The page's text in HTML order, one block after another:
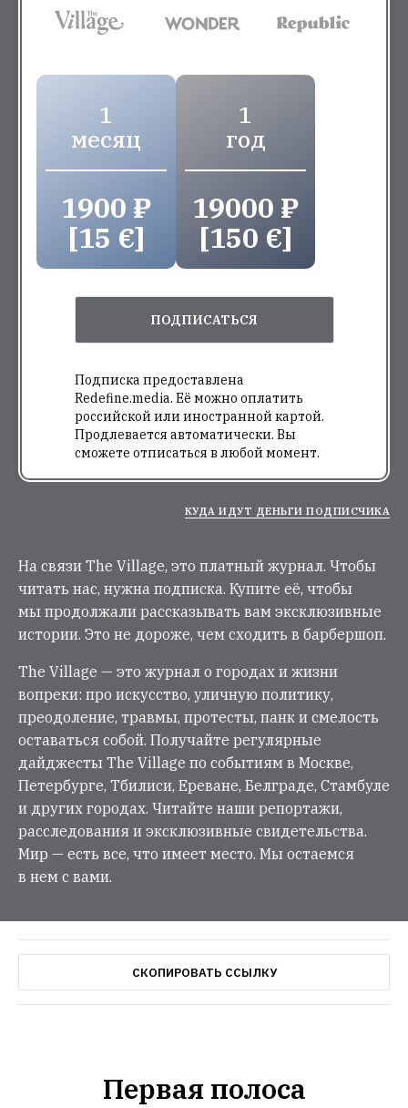
1
месяц
1900 ₽
[15 €]
1
год
19000 ₽
[150 €]
ПОДПИСАТЬСЯ
Подписка предоставлена
Redefine.media. Её можно оплатить
российской или иностранной картой.
Продлевается автоматически. Вы
сможете отписаться в любой момент.
КУДА ИДУТ ДЕНЬГИ ПОДПИСЧИКА
На связи The Village, это платный журнал. Чтобы
читать нас, нужна подписка. Купите её, чтобы
мы продолжали рассказывать вам эксклюзивные
истории. Это не дороже, чем сходить в барбершоп.
The Village — это журнал о городах и жизни
вопреки: про искусство, уличную политику,
преодоление, травмы, протесты, панк и смелость
оставаться собой. Получайте регулярные
дайджесты The Village по событиям в Москве,
Петербурге, Тбилиси, Ереване, Белграде, Стамбуле
и других городах. Читайте наши репортажи,
расследования и эксклюзивные свидетельства.
Мир — есть все, что имеет место. Мы остаемся
в нем с вами.
СКОПИРОВАТЬ ССЫЛКУ
Первая полоса